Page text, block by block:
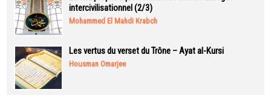
intercivilisationnel (2/3)
Mohammed El Mahdi Krabch
Les vertus du verset du Trône – Ayat al-Kursi
Housman Omarjee